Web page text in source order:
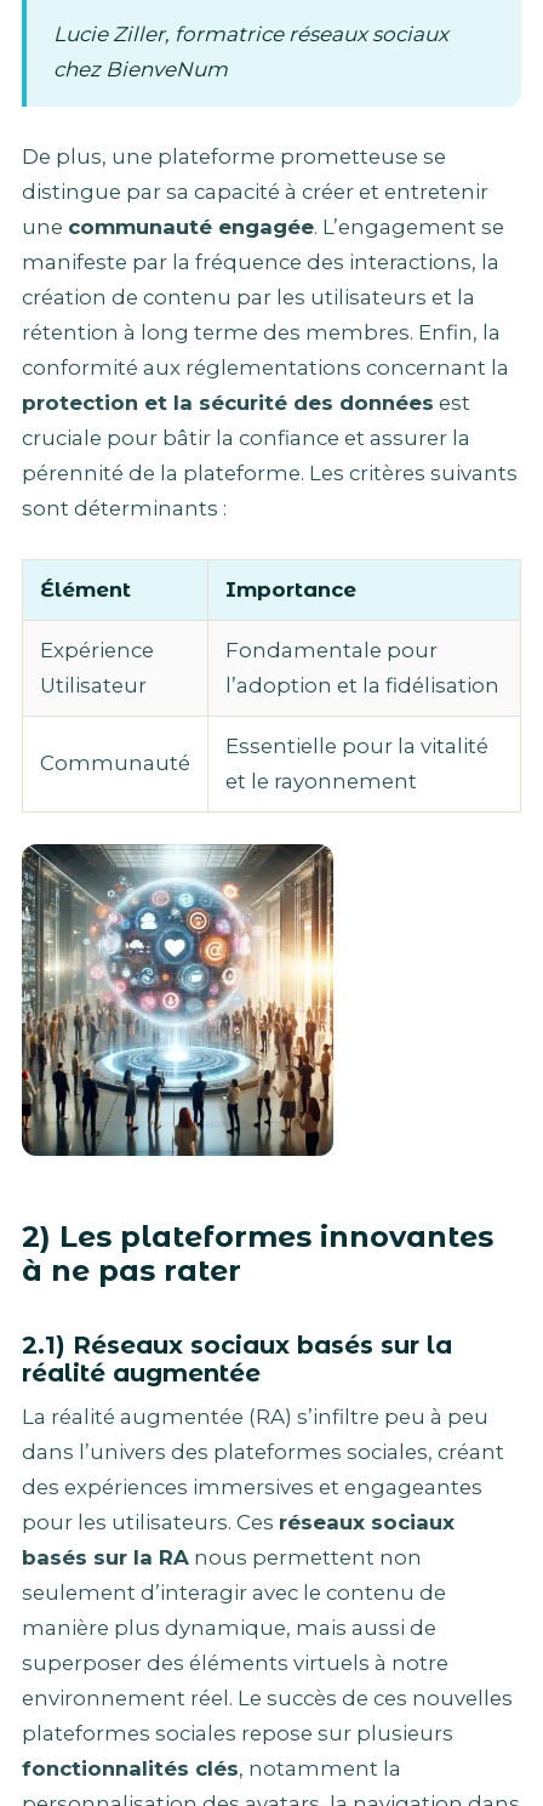
Lucie Ziller, formatrice réseaux sociaux
chez BienveNum
De plus, une plateforme prometteuse se
distingue par sa capacité à créer et entretenir
une communauté engagée. L’engagement se
manifeste par la fréquence des interactions, la
création de contenu par les utilisateurs et la
rétention à long terme des membres. Enfin, la
conformité aux réglementations concernant la
protection et la sécurité des données est
cruciale pour bâtir la confiance et assurer la
pérennité de la plateforme. Les critères suivants
sont déterminants :
Élément Importance
Expérience
Utilisateur
Fondamentale pour
l’adoption et la fidélisation
Communauté
Essentielle pour la vitalité
et le rayonnement
2) Les plateformes innovantes
à ne pas rater
2.1) Réseaux sociaux basés sur la
réalité augmentée
La réalité augmentée (RA) s’infiltre peu à peu
dans l’univers des plateformes sociales, créant
des expériences immersives et engageantes
pour les utilisateurs. Ces réseaux sociaux
basés sur la RA nous permettent non
seulement d’interagir avec le contenu de
manière plus dynamique, mais aussi de
superposer des éléments virtuels à notre
environnement réel. Le succès de ces nouvelles
plateformes sociales repose sur plusieurs
fonctionnalités clés, notamment la